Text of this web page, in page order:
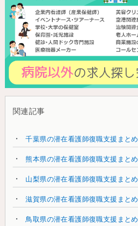
関連記事
千葉県の潜在看護師復職支援まとめ
熊本県の潜在看護師復職支援まとめ
山梨県の潜在看護師復職支援まとめ
滋賀県の潜在看護師復職支援まとめ
鳥取県の潜在看護師復職支援まとめ